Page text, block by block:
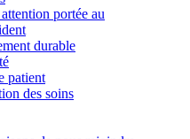
portée au
durable
patient
des soins